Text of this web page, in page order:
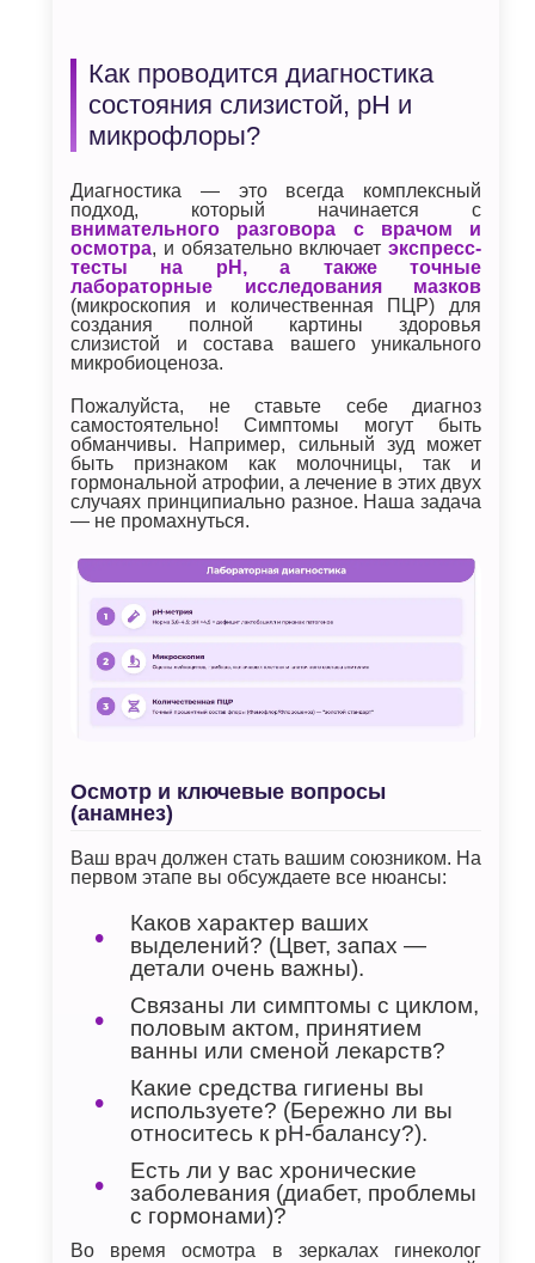
Как проводится диагностика
состояния слизистой, pH и
микрофлоры?
Диагностика — это всегда комплексный
подход, который начинается с
внимательного разговора с врачом и
осмотра, и обязательно включает экспресс-
тесты на pH, а также точные
лабораторные исследования мазков
(микроскопия и количественная ПЦР) для
создания полной картины здоровья
слизистой и состава вашего уникального
микробиоценоза.
Пожалуйста, не ставьте себе диагноз
самостоятельно! Симптомы могут быть
обманчивы. Например, сильный зуд может
быть признаком как молочницы, так и
гормональной атрофии, а лечение в этих двух
случаях принципиально разное. Наша задача
— не промахнуться.
Осмотр и ключевые вопросы
(анамнез)
Ваш врач должен стать вашим союзником. На
первом этапе вы обсуждаете все нюансы:
Каков характер ваших
выделений? (Цвет, запах —
детали очень важны).
Связаны ли симптомы с циклом,
половым актом, принятием
ванны или сменой лекарств?
Какие средства гигиены вы
используете? (Бережно ли вы
относитесь к pH-балансу?).
Есть ли у вас хронические
заболевания (диабет, проблемы
с гормонами)?
Во время осмотра в зеркалах гинеколог